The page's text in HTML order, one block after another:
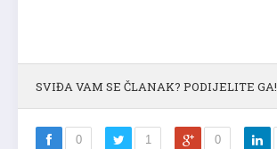
SVIĐA VAM SE ČLANAK? PODIJELITE GA!
0 1 0